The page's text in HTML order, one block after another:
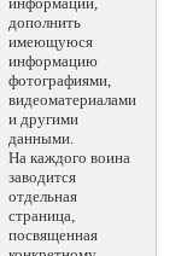
дополнить
имеющуюся
информацию
фотографиями,
видеоматериалами
и другими
данными.
На каждого воина
заводится
отдельная
страница,
посвященная